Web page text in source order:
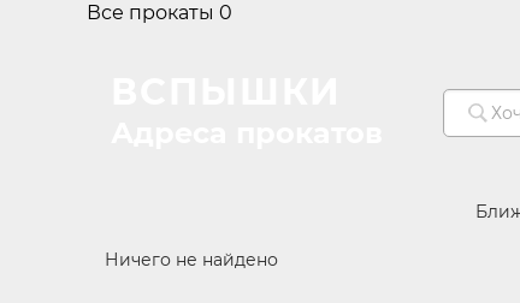
Все прокаты 0
Ничего не найдено